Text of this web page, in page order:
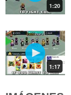
1:20
1:17